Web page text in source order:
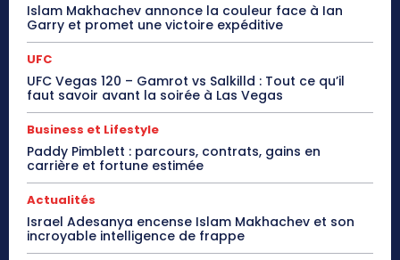
Islam Makhachev annonce la couleur face à Ian
Garry et promet une victoire expéditive
UFC
UFC Vegas 120 – Gamrot vs Salkilld : Tout ce qu’il
faut savoir avant la soirée à Las Vegas
Business et Lifestyle
Paddy Pimblett : parcours, contrats, gains en
carrière et fortune estimée
Actualités
Israel Adesanya encense Islam Makhachev et son
incroyable intelligence de frappe